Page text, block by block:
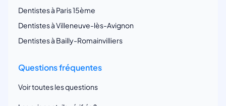
Dentistes à Paris 15ème
Dentistes à Villeneuve-lès-Avignon
Dentistes à Bailly-Romainvilliers
Questions fréquentes
Voir toutes les questions